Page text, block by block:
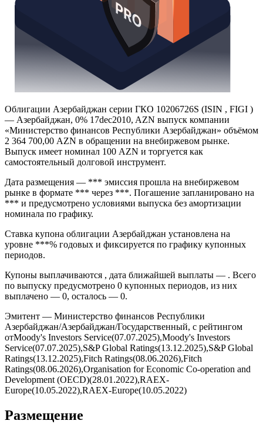
Облигации Азербайджан серии ГКО 10206726S (ISIN , FIGI )
— Азербайджан, 0% 17dec2010, AZN выпуск компании
«Министерство финансов Республики Азербайджан» объёмом
2 364 700,00 AZN в обращении на внебиржевом рынке.
Выпуск имеет номинал 100 AZN и торгуется как
самостоятельный долговой инструмент.
Дата размещения — *** эмиссия прошла на внебиржевом
рынке в формате *** через ***. Погашение запланировано на
*** и предусмотрено условиями выпуска без амортизации
номинала по графику.
Ставка купона облигации Азербайджан установлена на
уровне ***% годовых и фиксируется по графику купонных
периодов.
Купоны выплачиваются , дата ближайшей выплаты — . Всего
по выпуску предусмотрено 0 купонных периодов, из них
выплачено — 0, осталось — 0.
Эмитент — Министерство финансов Республики
Азербайджан/Азербайджан/Государственный, с рейтингом
отMoody's Investors Service(07.07.2025),Moody's Investors
Service(07.07.2025),S&P Global Ratings(13.12.2025),S&P Global
Ratings(13.12.2025),Fitch Ratings(08.06.2026),Fitch
Ratings(08.06.2026),Organisation for Economic Co-operation and
Development (OECD)(28.01.2022),RAEX-
Europe(10.05.2022),RAEX-Europe(10.05.2022)
Размещение